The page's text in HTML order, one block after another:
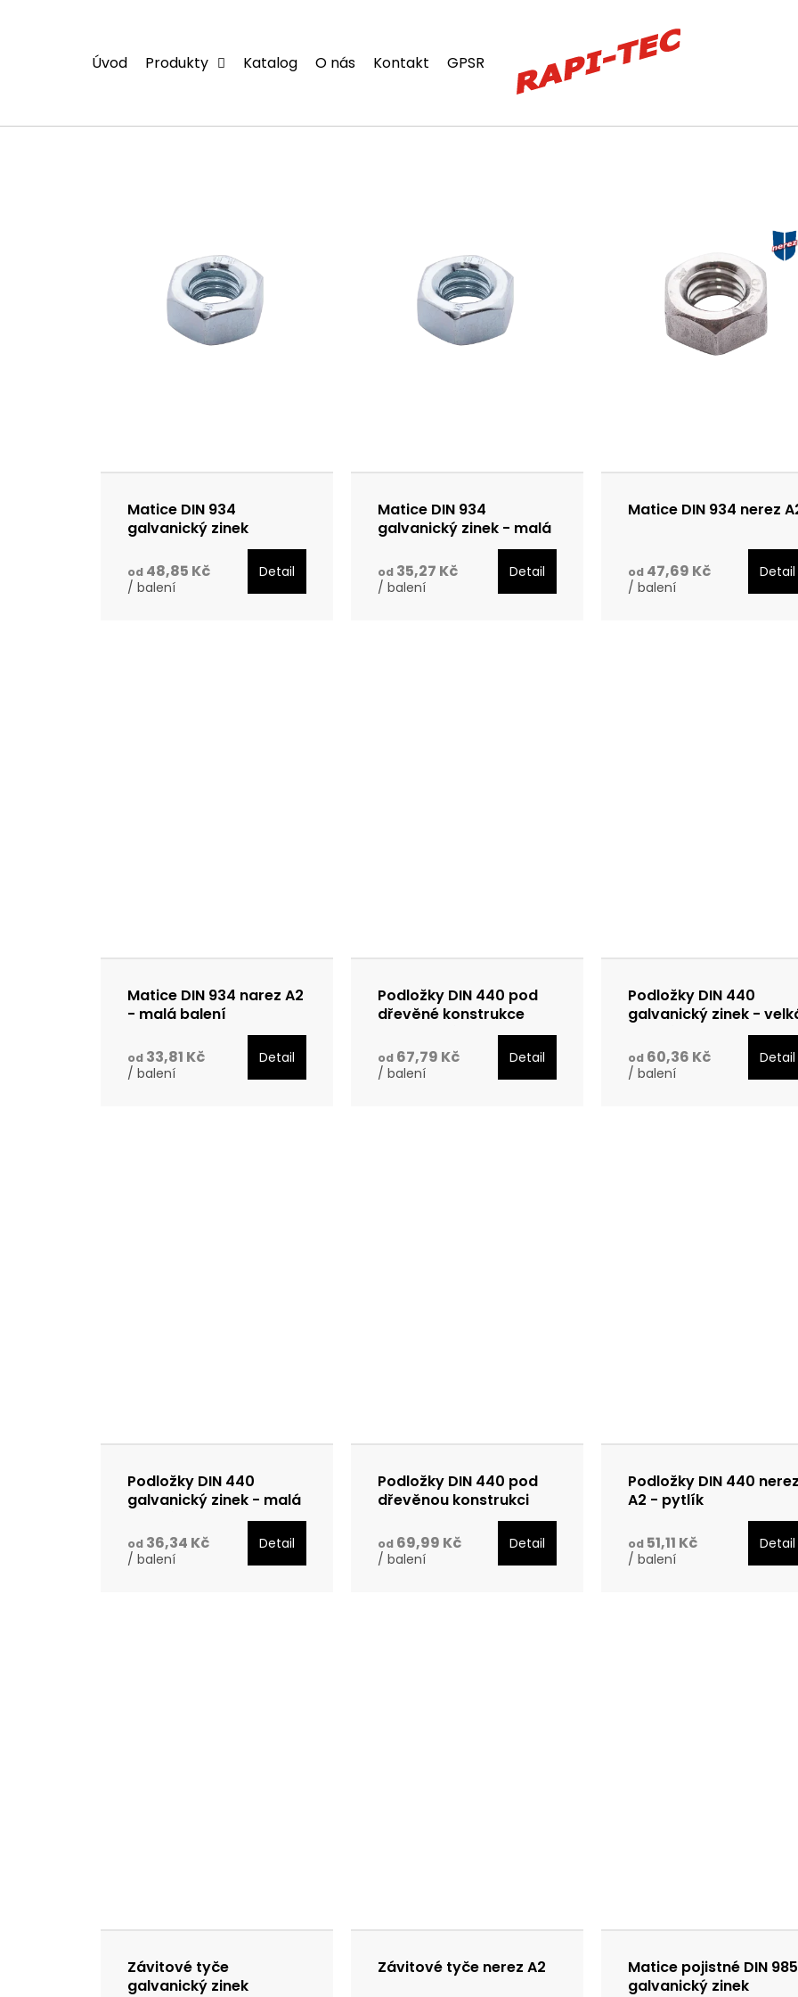
Úvod Produkty Katalog O nás Kontakt GPSR
Matice DIN 934
galvanický zinek
od 48,85 Kč
/ balení
Detail
Matice DIN 934
galvanický zinek - malá
od35,27 Kč
/ balení
Detail
Matice DIN 934 nerez
od47,69 Kč
/ balení
Detail
Matice DIN 934 narez A2
- malá balení
od 33,81 Kč
/ balení
Detail
Podložky DIN 440 pod
dřevěné konstrukce
galvanický zinek
od67,79 Kč
/ balení
Detail
Podložky DIN 440
galvanický zinek -
od60,36 Kč
/ balení
Detail
Podložky DIN 440
galvanický zinek - malá
od 36,34 Kč
/ balení
Detail
Podložky DIN 440 pod
dřevěnou konstrukci
od69,99 Kč
/ balení
Detail
Podložky DIN 440
A2 - pytlík
od51,11 Kč
/ balení
Detail
Závitové tyče
galvanický zinek
Závitové tyče nerez A2
Matice pojistné DIN 985
galvanický zinek